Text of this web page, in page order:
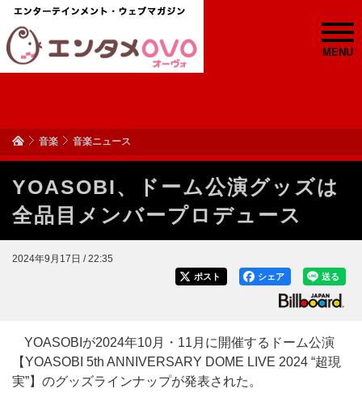
MENU
音楽 音楽ニュース
YOASOBI、ドーム公演グッズは
全品目メンバープロデュース
2024年9月17日 / 22:35
送る
シェア
ポスト
YOASOBIが2024年10月・11月に開催するドーム公演
【YOASOBI 5th ANNIVERSARY DOME LIVE 2024 “超現
実”】のグッズラインナップが発表された。